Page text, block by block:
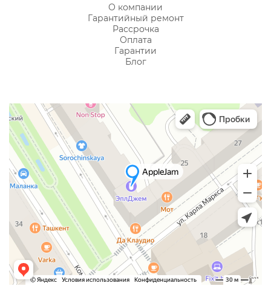
О компании
Гарантийный ремонт
Рассрочка
Оплата
Гарантии
Блог